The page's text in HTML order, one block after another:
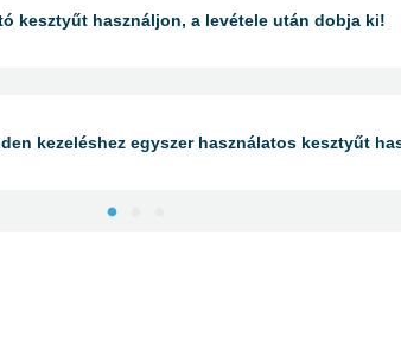
kesztyűt használjon, a levétele után dobja ki!
kezeléshez egyszer használatos kesztyűt